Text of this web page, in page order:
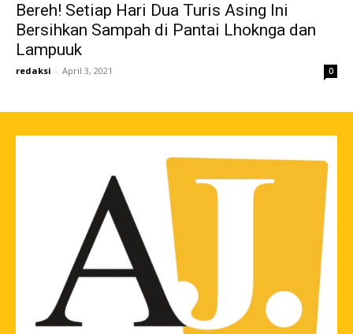
Bereh! Setiap Hari Dua Turis Asing Ini
Bersihkan Sampah di Pantai Lhoknga dan
Lampuuk
redaksi - April 3, 2021 0